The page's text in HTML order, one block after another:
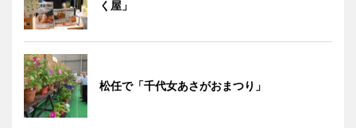
く屋」
松任で「千代女あさがおまつり」